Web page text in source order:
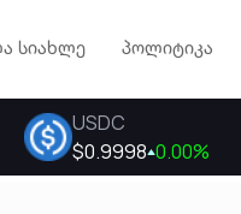
სიახლე პოლიტიკა